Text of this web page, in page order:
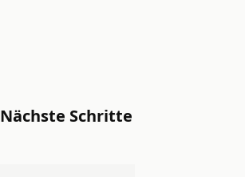
Nächste Schritte